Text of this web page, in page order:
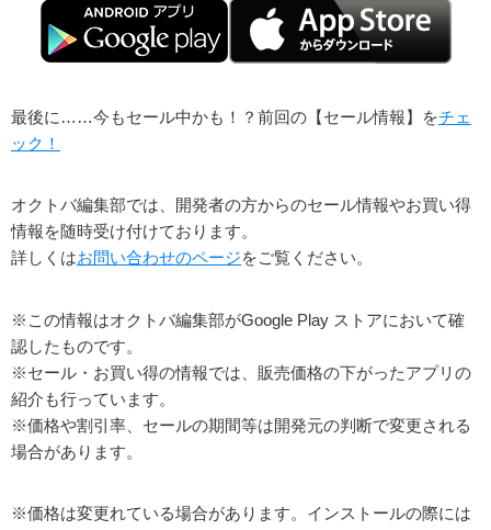
最後に……今もセール中かも！？前回の【セール情報】をチェ
ック！
オクトバ編集部では、開発者の方からのセール情報やお買い得
情報を随時受け付けております。
詳しくはお問い合わせのページをご覧ください。
※この情報はオクトバ編集部がGoogle Play ストアにおいて確
認したものです。
※セール・お買い得の情報では、販売価格の下がったアプリの
紹介も行っています。
※価格や割引率、セールの期間等は開発元の判断で変更される
場合があります。
※価格は変更れている場合があります。インストールの際には